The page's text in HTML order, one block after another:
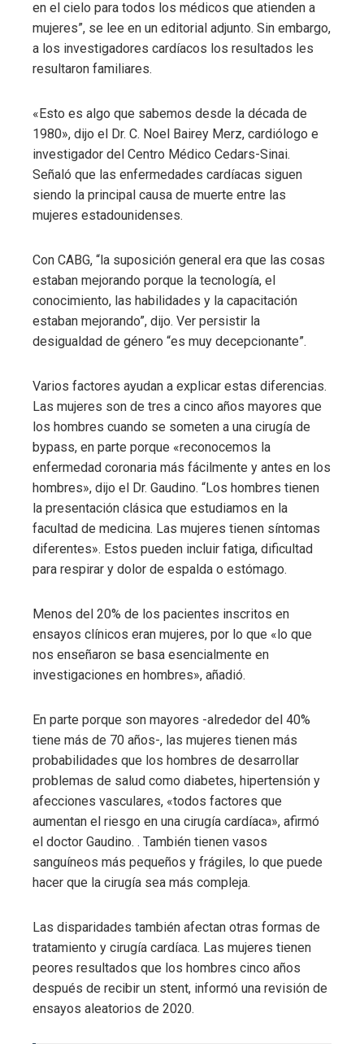
en el cielo para todos los médicos que atienden a
mujeres”, se lee en un editorial adjunto. Sin embargo,
a los investigadores cardíacos los resultados les
resultaron familiares.
«Esto es algo que sabemos desde la década de
1980», dijo el Dr. C. Noel Bairey Merz, cardiólogo e
investigador del Centro Médico Cedars-Sinai.
Señaló que las enfermedades cardíacas siguen
siendo la principal causa de muerte entre las
mujeres estadounidenses.
Con CABG, “la suposición general era que las cosas
estaban mejorando porque la tecnología, el
conocimiento, las habilidades y la capacitación
estaban mejorando”, dijo. Ver persistir la
desigualdad de género “es muy decepcionante”.
Varios factores ayudan a explicar estas diferencias.
Las mujeres son de tres a cinco años mayores que
los hombres cuando se someten a una cirugía de
bypass, en parte porque «reconocemos la
enfermedad coronaria más fácilmente y antes en los
hombres», dijo el Dr. Gaudino. “Los hombres tienen
la presentación clásica que estudiamos en la
facultad de medicina. Las mujeres tienen síntomas
diferentes». Estos pueden incluir fatiga, dificultad
para respirar y dolor de espalda o estómago.
Menos del 20% de los pacientes inscritos en
ensayos clínicos eran mujeres, por lo que «lo que
nos enseñaron se basa esencialmente en
investigaciones en hombres», añadió.
En parte porque son mayores -alrededor del 40%
tiene más de 70 años-, las mujeres tienen más
probabilidades que los hombres de desarrollar
problemas de salud como diabetes, hipertensión y
afecciones vasculares, «todos factores que
aumentan el riesgo en una cirugía cardíaca», afirmó
el doctor Gaudino. . También tienen vasos
sanguíneos más pequeños y frágiles, lo que puede
hacer que la cirugía sea más compleja.
Las disparidades también afectan otras formas de
tratamiento y cirugía cardíaca. Las mujeres tienen
peores resultados que los hombres cinco años
después de recibir un stent, informó una revisión de
ensayos aleatorios de 2020.